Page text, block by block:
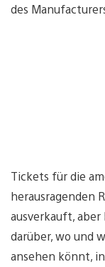
des
Tickets für die
herausragenden
ausverkauft, aber
darüber, wo und
ansehen könnt,